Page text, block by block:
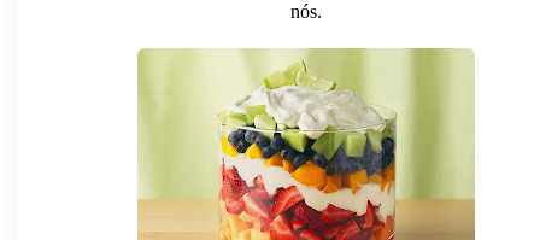
nós.